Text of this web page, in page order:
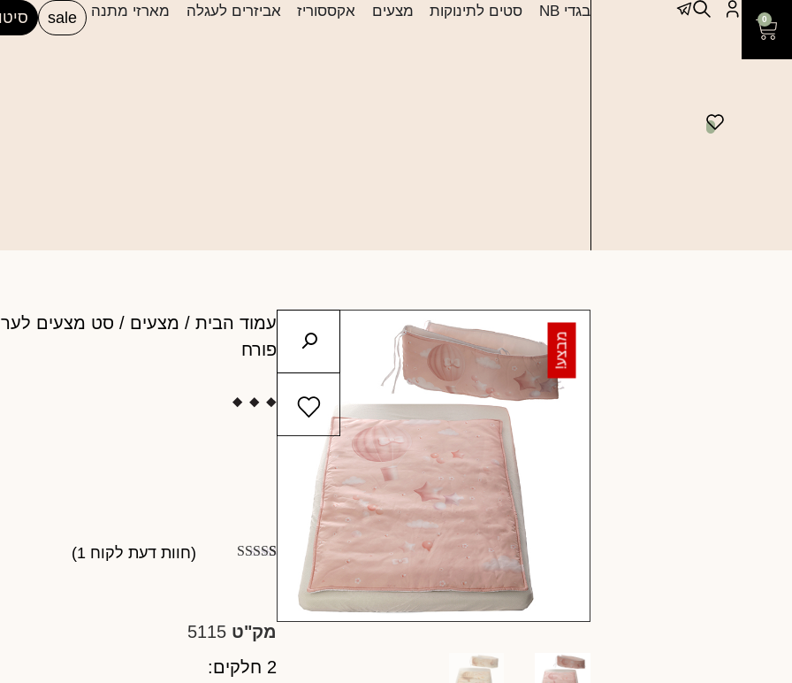
0 בגדי NB סטים לתינוקות מצעים אקססוריז אביזרים לעגלה מארזי מתנה sale
מבצע!
עמוד הבית / מצעים / סט מצעים
פורח
(חוות דעת לקוח 1
)
מק"ט5115
2 חלקים: